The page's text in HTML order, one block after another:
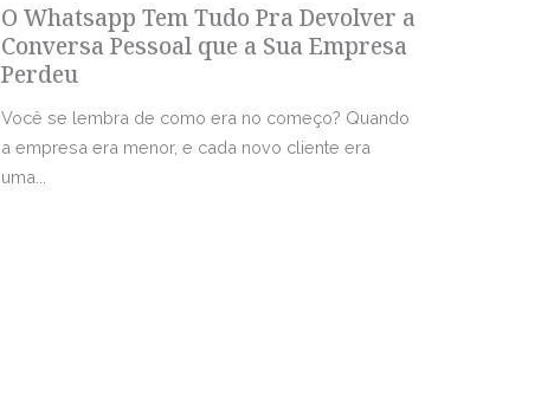
O Whatsapp Tem Tudo Pra Devolver a
Conversa Pessoal que a Sua Empresa
Perdeu
Você se lembra de como era no começo? Quando
a empresa era menor, e cada novo cliente era
uma...